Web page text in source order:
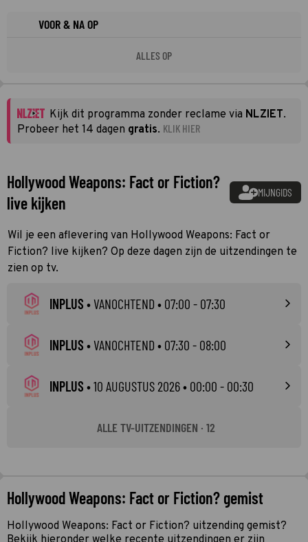
VOOR & NA OP
ALLES OP
Kijk dit programma zonder reclame via NLZIET.
Probeer het 14 dagen gratis. KLIK HIER
Hollywood Weapons: Fact or Fiction?
live kijken
MIJNGIDS
Wil je een aflevering van Hollywood Weapons: Fact or
Fiction? live kijken? Op deze dagen zijn de uitzendingen te
zien op tv.
INPLUS •VANOCHTEND • 07:00 - 07:30
INPLUS •VANOCHTEND • 07:30 - 08:00
INPLUS •10 AUGUSTUS 2026• 00:00 - 00:30
ALLE TV-UITZENDINGEN · 12
Hollywood Weapons: Fact or Fiction? gemist
Hollywood Weapons: Fact or Fiction? uitzending gemist?